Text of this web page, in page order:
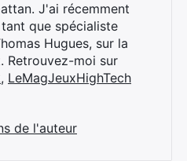
J'ai récemment
que spécialiste
Hugues, sur la
Retrouvez-moi sur
, LeMagJeuxHighTech
de l'auteur